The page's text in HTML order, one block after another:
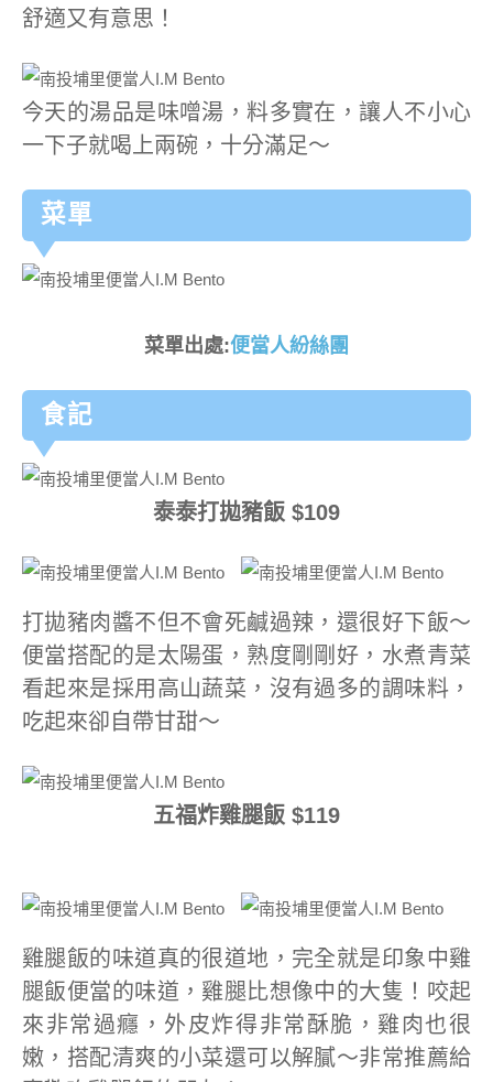
舒適又有意思！
今天的湯品是味噌湯，料多實在，讓人不小心
一下子就喝上兩碗，十分滿足～
菜單
菜單出處:便當人紛絲團
食記
泰泰打拋豬飯 $109
打拋豬肉醬不但不會死鹹過辣，還很好下飯～
便當搭配的是太陽蛋，熟度剛剛好，水煮青菜
看起來是採用高山蔬菜，沒有過多的調味料，
吃起來卻自帶甘甜～
五福炸雞腿飯 $119
雞腿飯的味道真的很道地，完全就是印象中雞
腿飯便當的味道，雞腿比想像中的大隻！咬起
來非常過癮，外皮炸得非常酥脆，雞肉也很
嫩，搭配清爽的小菜還可以解膩～非常推薦給